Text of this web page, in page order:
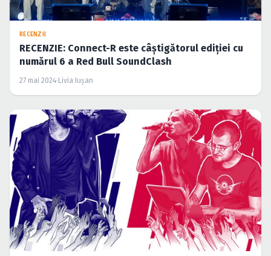
RECENZII
RECENZIE: Connect-R este câștigătorul ediției cu
numărul 6 a Red Bull SoundClash
27 mai 2024· Livia Iuşan